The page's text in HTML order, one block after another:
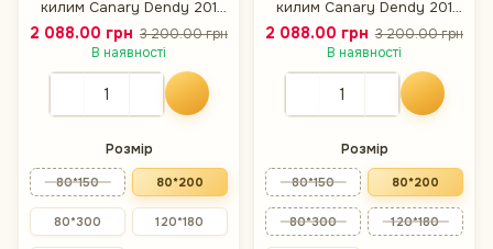
килим Canary Dendy 201
молочний, 80×200 см
2 088.00 грн 3 200.00 грн
В наявності
Розмір
80*150 80*200
80*300 120*180
килим Canary Dendy 201
сірий з білим, 80×200 см
2 088.00 грн 3 200.00 грн
В наявності
Розмір
80*150 80*200
80*300 120*180